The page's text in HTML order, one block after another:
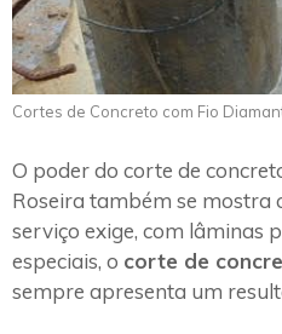
Cortes de Concreto com Fio
O poder do corte de
Roseira também se mostra
serviço exige, com lâminas
especiais, o corte de
sempre apresenta um